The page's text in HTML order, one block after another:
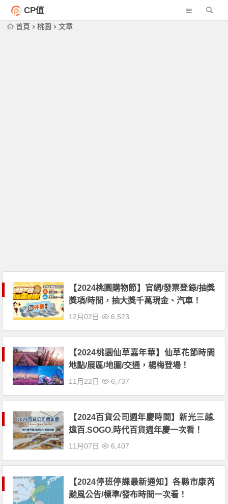
CP值
首頁 桃園 文章
【2024桃園購物節】官網/發票登錄/抽獎
獎項/時間，抽大獎千萬現金、汽車！
12月02日 6,523
【2024桃園仙草嘉年華】仙草花節時間
地點/展區/地圖/交通，楊梅登場！
11月22日 6,737
【2024百貨公司週年慶時間】新光三越.
遠百.SOGO.時代百貨週年慶一次看！
11月07日 6,407
【2024停班停課最新通知】各縣市康芮
颱風公告/標準/發布時間一次看！